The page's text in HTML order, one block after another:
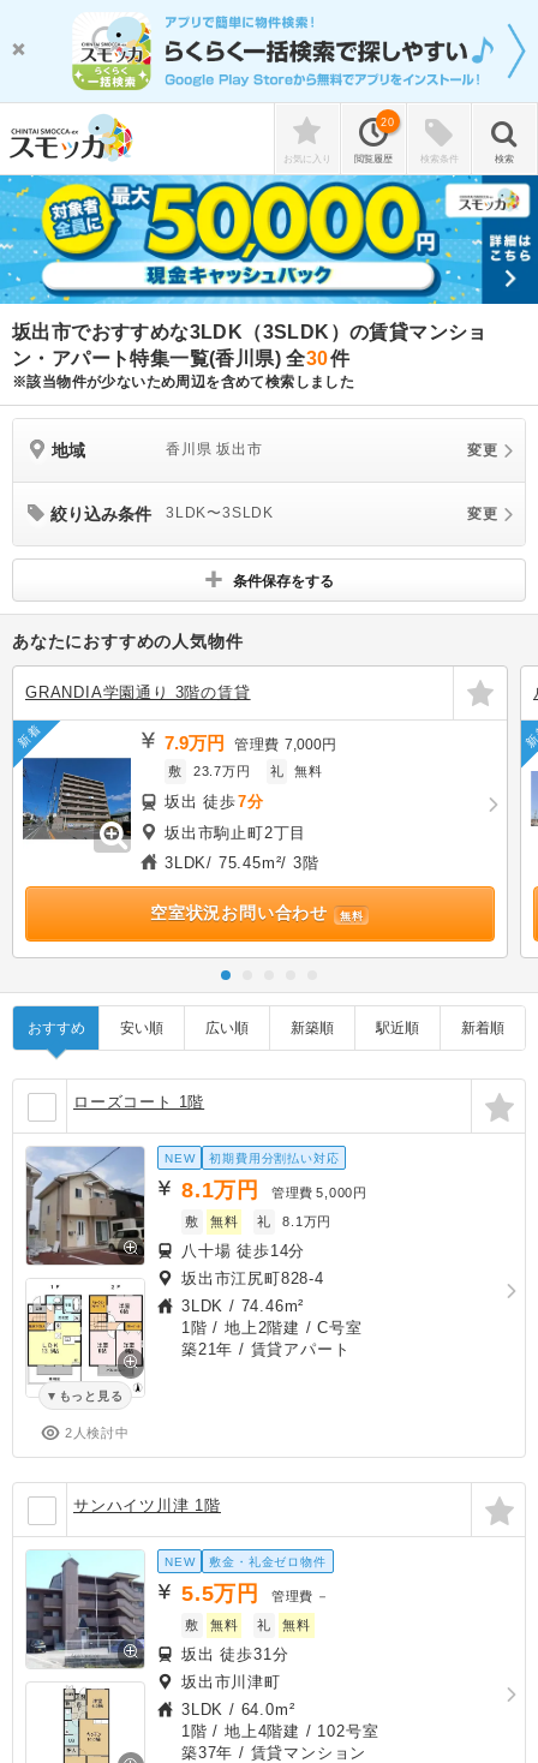
お気に入り 閲覧履歴
20
検索条件 検索
坂出市でおすすめな3LDK（3SLDK）の賃貸マンショ
ン・アパート特集一覧(香川県)全30件
※該当物件が少ないため周辺を含めて検索しました
地域 香川県 坂出市 変更
絞り込み条件 3LDK〜3SLDK 変更
条件保存をする
あなたにおすすめの人気物件
GRANDIA学園通り 3階の賃貸
新着 7.9万円 管理費7,000円
敷 23.7万円 礼 無料
坂出 徒歩7分
坂出市駒止町2丁目
3LDK/ 75.45m²/ 3階
空室状況お問い合わせ 無料
おすすめ 安い順 広い順 新築順 駅近順 新着順
ローズコート 1階
もっと見る
2人検討中
NEW 初期費用分割払い対応
8.1万円 管理費 5,000円
敷
無料 礼 8.1万円
八十場 徒歩14分
坂出市江尻町828-4
3LDK / 74.46m²
1階 / 地上2階建 / C号室
築21年 / 賃貸アパート
サンハイツ川津 1階
NEW 敷金・礼金ゼロ物件
5.5万円 管理費 －
敷
無料 礼 無料
坂出 徒歩31分
坂出市川津町
3LDK / 64.0m²
1階 / 地上4階建 / 102号室
築37年 / 賃貸マンション